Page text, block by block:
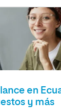
en
y más